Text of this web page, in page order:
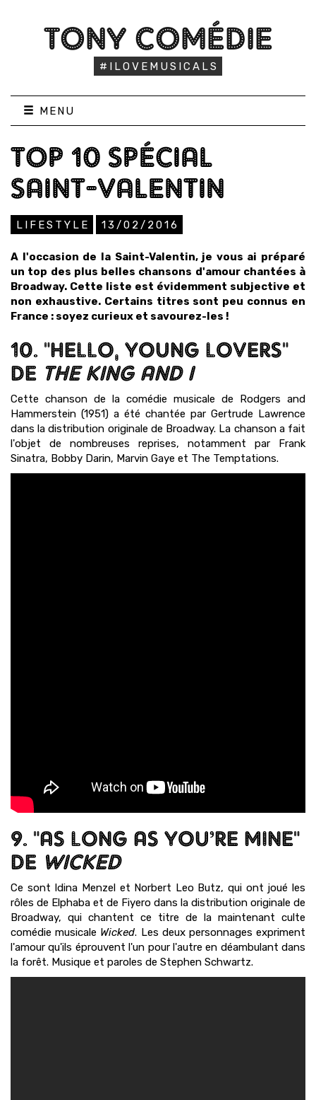
TONY COMÉDIE
#ILOVEMUSICALS
MENU
TOP 10 SPÉCIAL
SAINT-VALENTIN
LIFESTYLE 13/02/2016
A l'occasion de la Saint-Valentin, je vous ai préparé
un top des plus belles chansons d'amour chantées à
Broadway. Cette liste est évidemment subjective et
non exhaustive. Certains titres sont peu connus en
France : soyez curieux et savourez-les !
10. "HELLO, YOUNG LOVERS"
DE THE KING AND I
Cette chanson de la comédie musicale de Rodgers and
Hammerstein (1951) a été chantée par Gertrude Lawrence
dans la distribution originale de Broadway. La chanson a fait
l'objet de nombreuses reprises, notamment par Frank
Sinatra, Bobby Darin, Marvin Gaye et The Temptations.
9. "AS LONG AS YOU’RE MINE"
DE WICKED
Ce sont Idina Menzel et Norbert Leo Butz, qui ont joué les
rôles de Elphaba et de Fiyero dans la distribution originale de
Broadway, qui chantent ce titre de la maintenant culte
comédie musicale Wicked. Les deux personnages expriment
l'amour qu'ils éprouvent l'un pour l'autre en déambulant dans
la forêt. Musique et paroles de Stephen Schwartz.